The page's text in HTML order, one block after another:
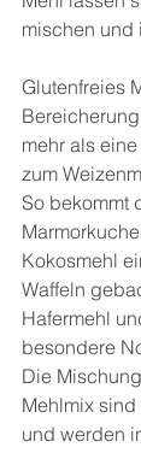
mischen
Glutenfreies
mehr als
zum
So bekommt
Kokosmehl
Waffeln
Hafermehl
besondere
Die
Mehlmix
und werden